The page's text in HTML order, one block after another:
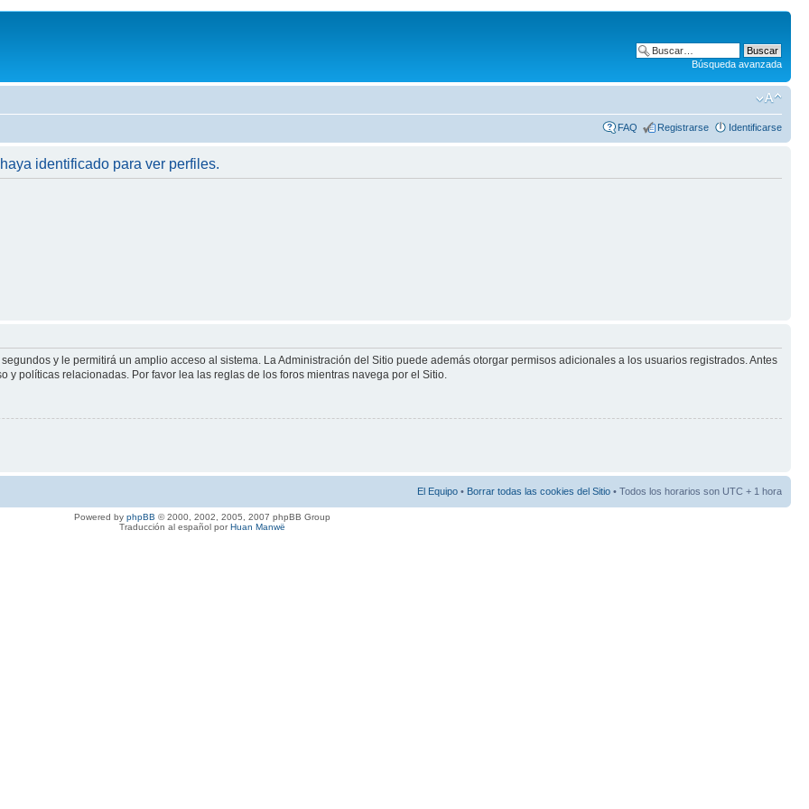
Búsqueda avanzada
FAQ Registrarse Identificarse
identificado para ver perfiles.
y le permitirá un amplio acceso al sistema. La Administración del Sitio puede además otorgar permisos adicionales a los usuarios registrados. Antes
políticas relacionadas. Por favor lea las reglas de los foros mientras navega por el Sitio.
El Equipo • Borrar todas las cookies del Sitio • Todos los horarios son UTC + 1 hora
Powered by phpBB © 2000, 2002, 2005, 2007 phpBB Group
Traducción al español porHuan Manwë